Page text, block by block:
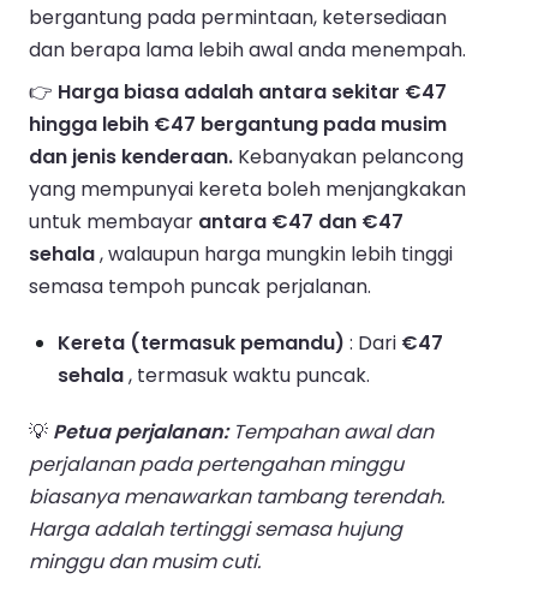
bergantung pada permintaan, ketersediaan
dan berapa lama lebih awal anda menempah.
👉 Harga biasa adalah antara sekitar €47
hingga lebih €47 bergantung pada musim
dan jenis kenderaan. Kebanyakan pelancong
yang mempunyai kereta boleh menjangkakan
untuk membayar antara €47 dan €47
sehala, walaupun harga mungkin lebih tinggi
semasa tempoh puncak perjalanan.
Kereta (termasuk pemandu) : Dari €47
sehala, termasuk waktu puncak.
💡 Petua perjalanan:Tempahan awal dan
perjalanan pada pertengahan minggu
biasanya menawarkan tambang terendah.
Harga adalah tertinggi semasa hujung
minggu dan musim cuti.